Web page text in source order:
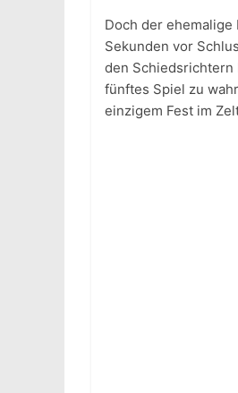
Doch der
Sekunden vor
den
fünftes Spiel zu
einzigem Fest im